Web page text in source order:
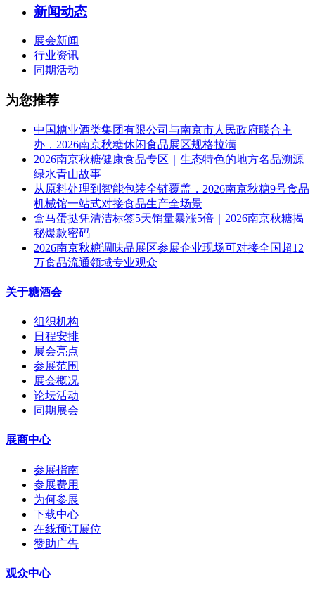
新闻动态
展会新闻
行业资讯
同期活动
为您推荐
中国糖业酒类集团有限公司与南京市人民政府联合主
办，2026南京秋糖休闲食品展区规格拉满
2026南京秋糖健康食品专区｜生态特色的地方名品溯源
绿水青山故事
从原料处理到智能包装全链覆盖，2026南京秋糖9号食品
机械馆一站式对接食品生产全场景
盒马蛋挞凭清洁标签5天销量暴涨5倍｜2026南京秋糖揭
秘爆款密码
2026南京秋糖调味品展区参展企业现场可对接全国超12
万食品流通领域专业观众
关于糖酒会
组织机构
日程安排
展会亮点
参展范围
展会概况
论坛活动
同期展会
展商中心
参展指南
参展费用
为何参展
下载中心
在线预订展位
赞助广告
观众中心